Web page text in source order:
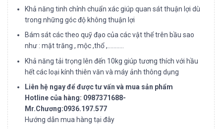
Khả năng tinh chỉnh chuẩn xác giúp quan sát thuận lợi dù
trong những góc độ không thuận lợi
Bám sát các theo quỹ đạo của các vật thể trên bầu sao
như : mặt trăng , mộc ,thổ ,………..
Khả năng tải trọng lên đến 10kg giúp tương thích với hầu
hết các loại kính thiên văn và máy ảnh thông dụng
Liên hệ ngay để được tư vấn và mua sản phẩm
Hotline của hàng: 0987371688-
Mr.Chương:0936.197.577
Hướng dẫn mua hàng tại đây